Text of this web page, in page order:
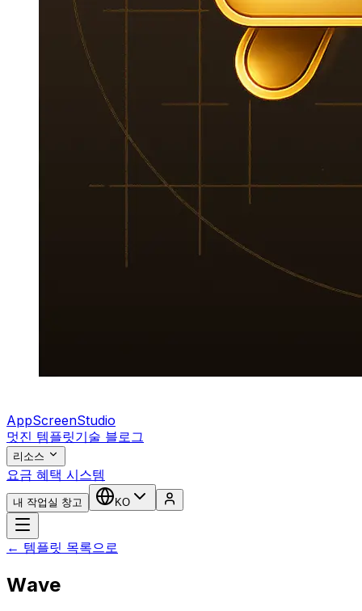
AppScreenStudio
멋진 템플릿기술 블로그
리소스
요금 혜택 시스템
내 작업실 창고 KO
← 템플릿 목록으로
Wave